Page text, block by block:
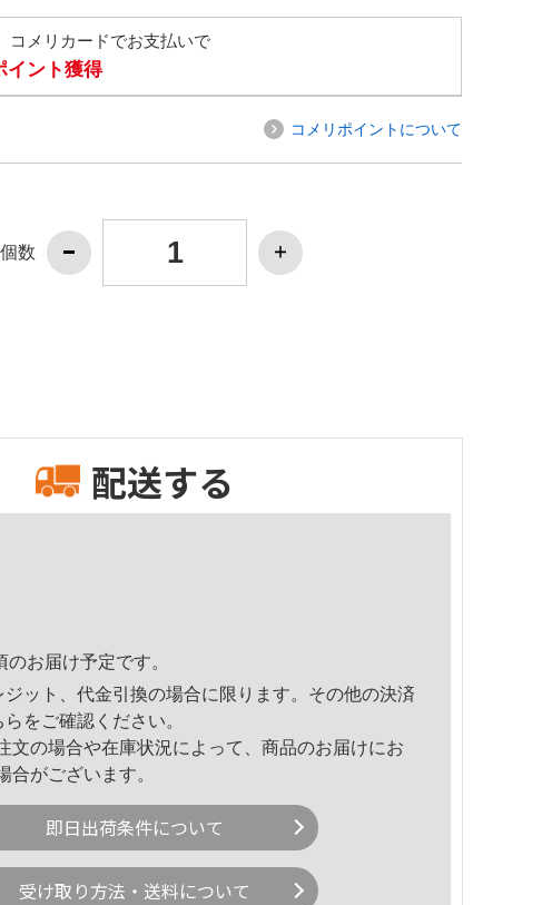
コメリカードでお支払いで
イント獲得
コメリポイントについて
数
配送する
お届け予定です。
ット、代金引換の場合に限ります。その他の決済
ら をご確認ください。
文の場合や在庫状況によって、商品のお届けにお
合がございます。
即日出荷条件について
受け取り方法・送料について